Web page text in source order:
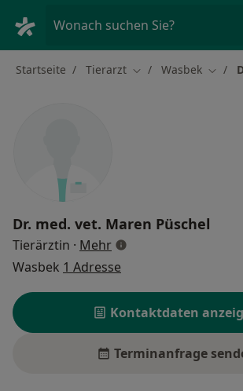
Wonach suchen Sie?
Startseite Tierarzt Stadt ändern
Wasbek Stadt
Dr. med. vet. Maren Püschel
Tierärztin · Mehrüber Spezialisierungen
Wasbek 1 Adresse
Kontaktdaten
Terminanfrage